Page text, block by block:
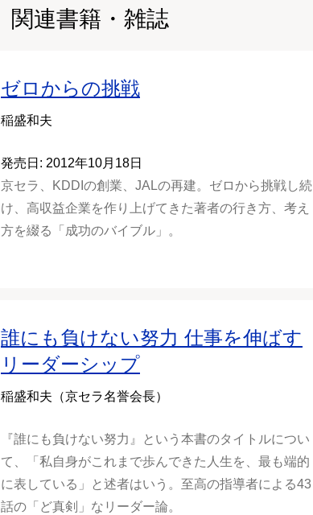
関連書籍・雑誌
ゼロからの挑戦
稲盛和夫
発売日: 2012年10月18日
京セラ、KDDIの創業、JALの再建。ゼロから挑戦し続
け、高収益企業を作り上げてきた著者の行き方、考え
方を綴る「成功のバイブル」。
誰にも負けない努力 仕事を伸ばす
リーダーシップ
稲盛和夫（京セラ名誉会長）
『誰にも負けない努力』という本書のタイトルについ
て、「私自身がこれまで歩んできた人生を、最も端的
に表している」と述者はいう。至高の指導者による43
話の「ど真剣」なリーダー論。